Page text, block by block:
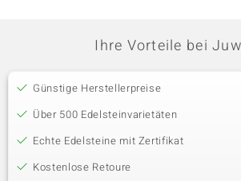
Ihre Vorteile bei
Günstige Herstellerpreise
Über 500 Edelsteinvarietäten
Echte Edelsteine mit Zertifikat
Kostenlose Retoure